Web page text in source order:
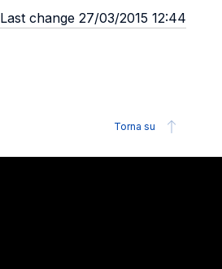
Last change 27/03/2015 12:44
Torna su